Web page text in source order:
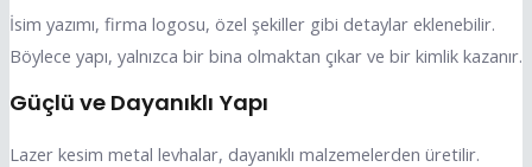
İsim yazımı, firma logosu, özel şekiller gibi detaylar eklenebilir.
Böylece yapı, yalnızca bir bina olmaktan çıkar ve bir kimlik kazanır.
Güçlü ve Dayanıklı Yapı
Lazer kesim metal levhalar, dayanıklı malzemelerden üretilir.